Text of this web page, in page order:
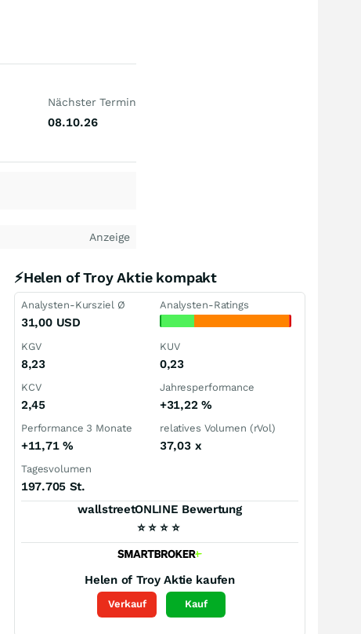
Nächster Termin
08.10.26
Anzeige
⚡Helen of Troy Aktie kompakt
Analysten-Kursziel Ø
31,00 USD
Analysten-Ratings
KGV
8,23
KUV
0,23
KCV
2,45
Jahresperformance
+31,22 %
Performance 3 Monate
+11,71 %
relatives Volumen (rVol)
37,03 x
Tagesvolumen
197.705 St.
wallstreetONLINE Bewertung
⭐ ⭐ ⭐ ⭐
Helen of Troy Aktie kaufen
Verkauf Kauf